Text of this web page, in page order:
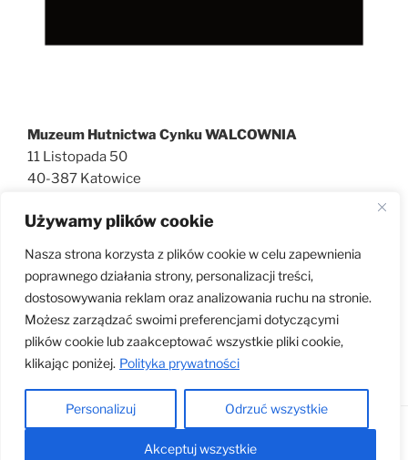
Używamy plików cookie
Nasza strona korzysta z plików cookie w celu zapewnienia
poprawnego działania strony, personalizacji treści,
dostosowywania reklam oraz analizowania ruchu na stronie.
Możesz zarządzać swoimi preferencjami dotyczącymi
plików cookie lub zaakceptować wszystkie pliki cookie,
klikając poniżej. Polityka prywatności
Personalizuj Odrzuć wszystkie
Akceptuj wszystkie
Muzeum Hutnictwa Cynku WALCOWNIA
11 Listopada 50
40-387 Katowice
walcownia@muzeatechniki.pl
KLAUZULA RODO
Dumnie wspierane przez WordPress